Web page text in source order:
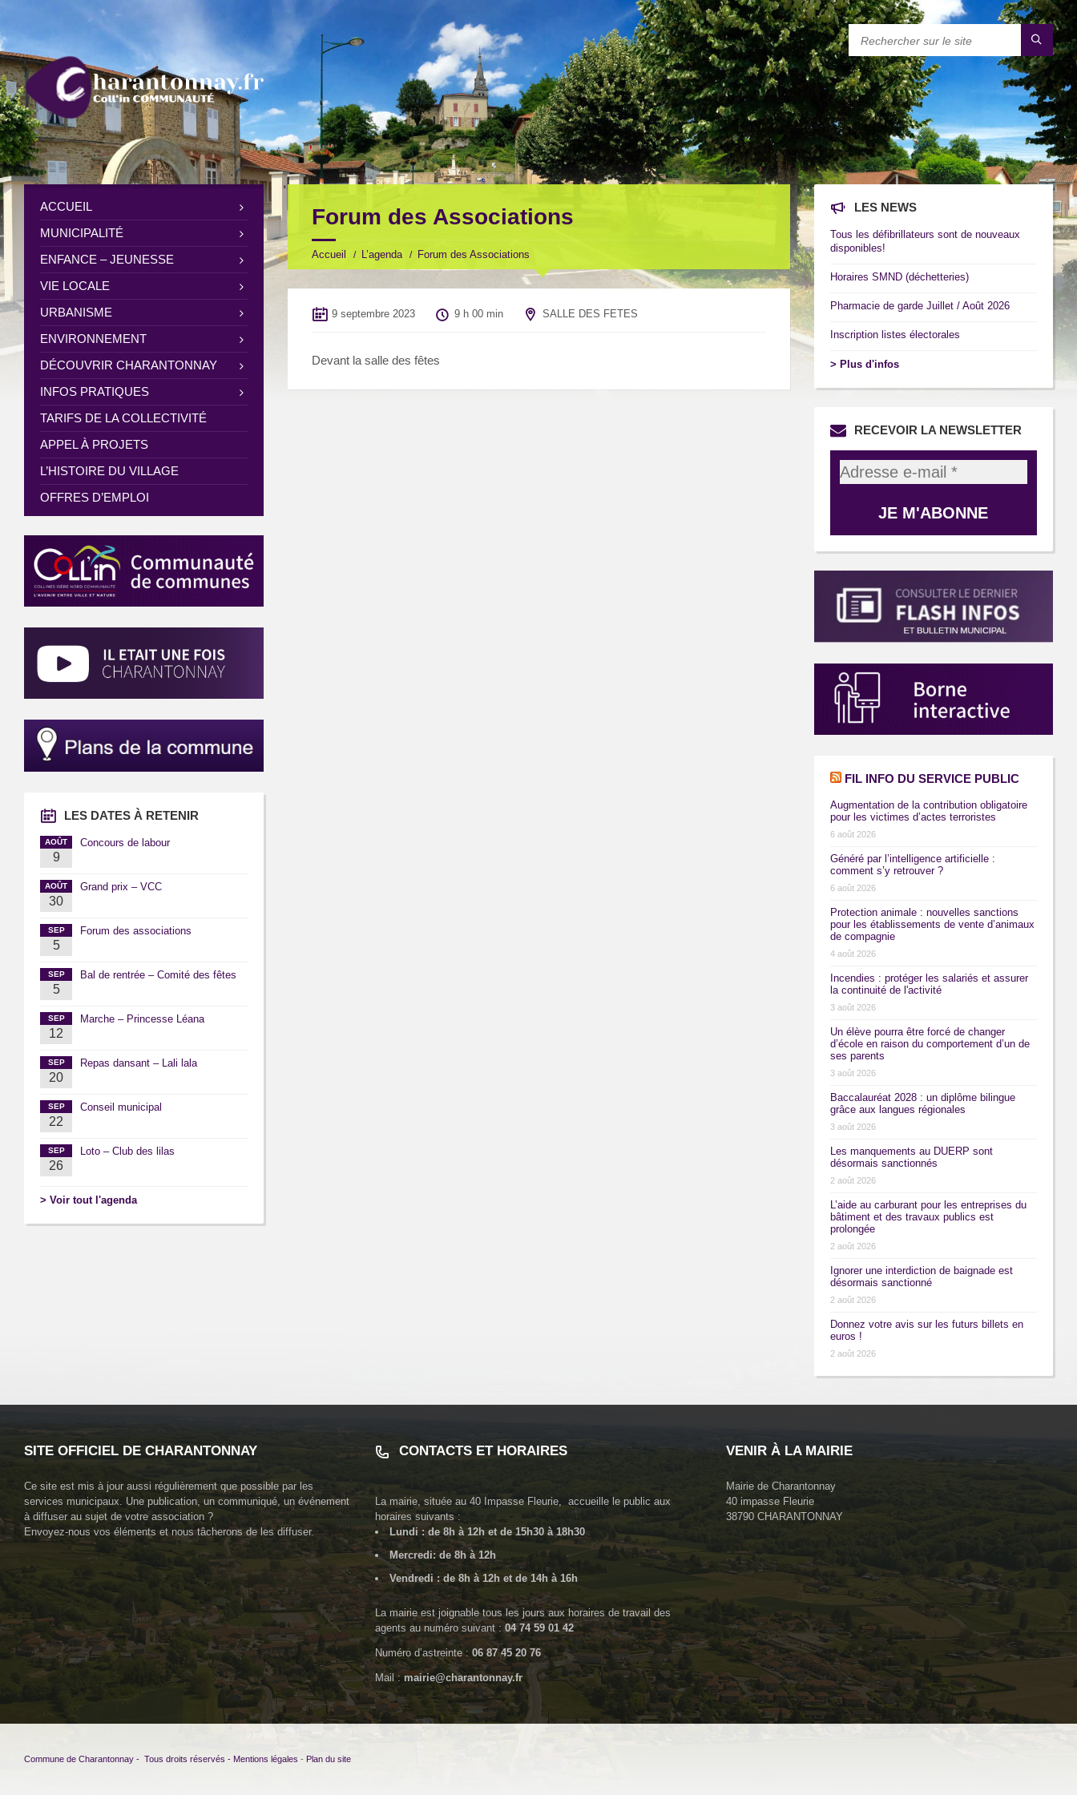
Forum des Associations
Accueil L’agenda Forum des Associations
9 septembre 2023 9 h 00 min SALLE DES FETES
Devant la salle des fêtes
ACCUEIL
MUNICIPALITÉ
ENFANCE – JEUNESSE
VIE LOCALE
URBANISME
ENVIRONNEMENT
DÉCOUVRIR CHARANTONNAY
INFOS PRATIQUES
TARIFS DE LA COLLECTIVITÉ
APPEL À PROJETS
L’HISTOIRE DU VILLAGE
OFFRES D’EMPLOI
LES DATES À RETENIR
AOÛT
9
Concours de labour
AOÛT
30
Grand prix – VCC
SEP
5
Forum des associations
SEP
5
Bal de rentrée – Comité des fêtes
SEP
12
Marche – Princesse Léana
SEP
20
Repas dansant – Lali lala
SEP
22
Conseil municipal
SEP
26
Loto – Club des lilas
> Voir tout l'agenda
LES NEWS
Tous les défibrillateurs sont de nouveaux
disponibles!
Horaires SMND (déchetteries)
Pharmacie de garde Juillet / Août 2026
Inscription listes électorales
> Plus d'infos
RECEVOIR LA NEWSLETTER
FIL INFO DU SERVICE PUBLIC
Augmentation de la contribution obligatoire
pour les victimes d’actes terroristes
6 août 2026
Généré par l’intelligence artificielle :
comment s’y retrouver ?
6 août 2026
Protection animale : nouvelles sanctions
pour les établissements de vente d’animaux
de compagnie
4 août 2026
Incendies : protéger les salariés et assurer
la continuité de l'activité
3 août 2026
Un élève pourra être forcé de changer
d’école en raison du comportement d’un de
ses parents
3 août 2026
Baccalauréat 2028 : un diplôme bilingue
grâce aux langues régionales
3 août 2026
Les manquements au DUERP sont
désormais sanctionnés
2 août 2026
L’aide au carburant pour les entreprises du
bâtiment et des travaux publics est
prolongée
2 août 2026
Ignorer une interdiction de baignade est
désormais sanctionné
2 août 2026
Donnez votre avis sur les futurs billets en
euros !
2 août 2026
SITE OFFICIEL DE CHARANTONNAY
Ce site est mis à jour aussi régulièrement que possible par les
services municipaux. Une publication, un communiqué, un événement
à diffuser au sujet de votre association ?
Envoyez-nous vos éléments et nous tâcherons de les diffuser.
CONTACTS ET HORAIRES
La mairie, située au40 Impasse Fleurie, accueille le public aux
horaires suivants :
Lundi : de 8h à 12h et de 15h30 à 18h30
Mercredi: de 8h à 12h
Vendredi : de 8h à 12h et de 14h à 16h
La mairie est joignable tous les jours aux horaires de travail des
agents au numéro suivant : 04 74 59 01 42
Numéro d’astreinte : 06 87 45 20 76
Mail :mairie@charantonnay.fr
VENIR À LA MAIRIE
Mairie de Charantonnay
40 impasse Fleurie
38790 CHARANTONNAY
Commune de Charantonnay - Tous droits réservés - Mentions légales - Plan du site